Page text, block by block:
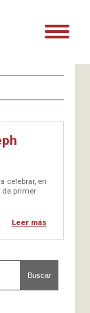
celebrar, en
de primer
Leer más
Buscar